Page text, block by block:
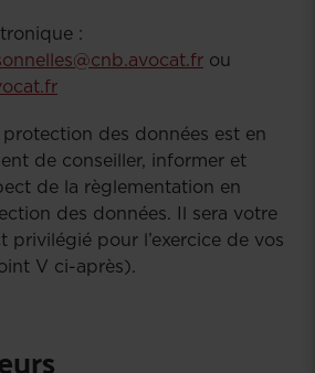
:
ou
des données est en
de conseiller, informer et
de la règlementation en
des données. Il sera votre
privilégié pour l’exercice de vos
V ci-après).